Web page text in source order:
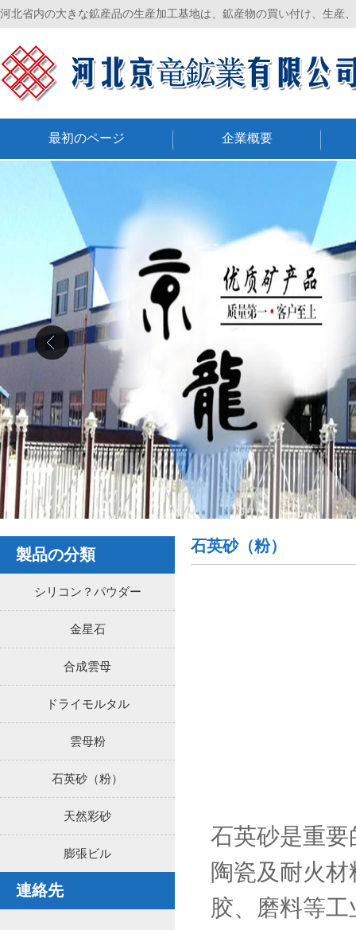
河北省内の大きな鉱産品の生産加工基地は、鉱産物の買い付け、生産
最初のページ 企業概要
製品の分類
シリコン？パウダー
金星石
合成雲母
ドライモルタル
雲母粉
石英砂（粉）
天然彩砂
膨張ビル
連絡先
石英砂（粉）
石英砂是重
陶瓷及耐火
胶、磨料等